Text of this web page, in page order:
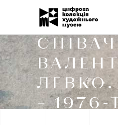
ЛЕВКО.
– 1976-